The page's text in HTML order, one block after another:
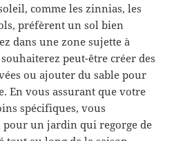
comme les zinnias, les
préfèrent un sol bien
dans une zone sujette à
peut-être créer des
ou ajouter du sable pour
En vous assurant que votre
spécifiques, vous
un jardin qui regorge de